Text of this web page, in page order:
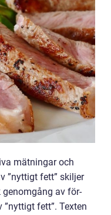
mätningar och
”nyttigt fett” skiljer
av för-
fett”. Texten